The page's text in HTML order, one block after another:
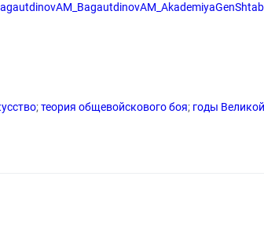
;теория общевойскового боя; годы